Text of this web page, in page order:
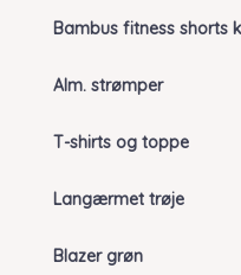
Bambus fitness shorts
Alm. strømper
T-shirts og toppe
Langærmet trøje
Blazer grøn